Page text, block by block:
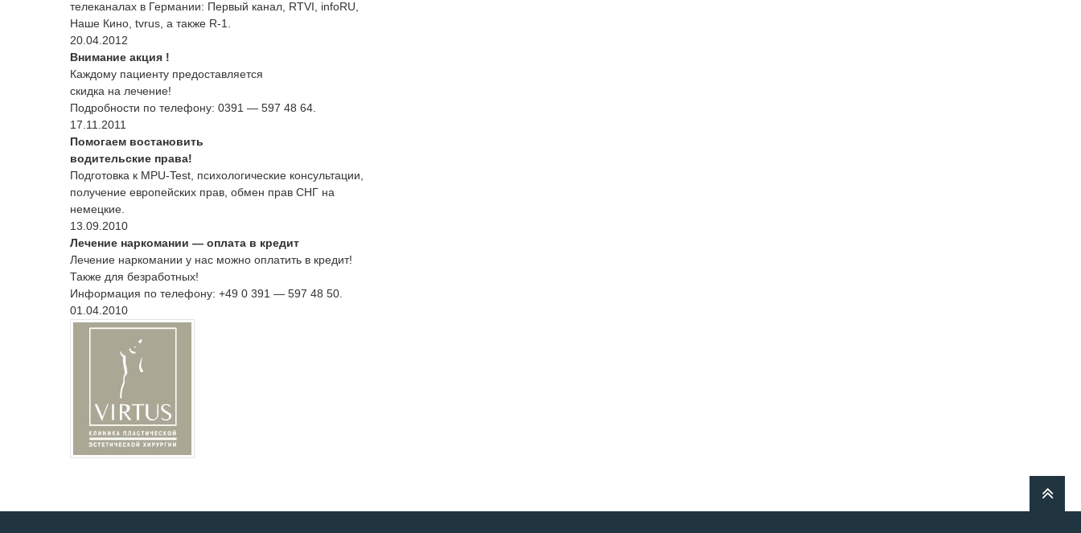
телеканалах в Германии: Первый канал, RTVI, infoRU,
Наше Кино, tvrus, а также R-1.
20.04.2012
Внимание акция !
Каждому пациенту предоставляется
скидка на лечение!
Подробности по телефону: 0391 — 597 48 64.
17.11.2011
Помогаем востановить
водительские права!
Подготовка к MPU-Test, психологические консультации,
получение европейских прав, обмен прав СНГ на
немецкие.
13.09.2010
Лечение наркомании — оплата в кредит
Лечение наркомании у нас можно оплатить в кредит!
Также для безработных!
Информация по телефону: +49 0 391 — 597 48 50.
01.04.2010